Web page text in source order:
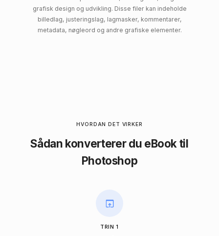
grafisk design og udvikling. Disse filer kan indeholde
billedlag, justeringslag, lagmasker, kommentarer,
metadata, nøgleord og andre grafiske elementer.
HVORDAN DET VIRKER
Sådan konverterer du eBook til
Photoshop
TRIN 1